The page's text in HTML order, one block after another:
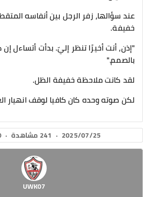
عند سؤالها، زفر الرجل بين أنفاسه
خفيفة.
"إذن، أنت أخيرًا تنظر إليّ. بدأت أتساءل
بالصمم."
لقد كانت ملاحظة خفيفة الظل.
لكن صوته وحده كان كافيا لوقف انهيار
2025/07/25
· 241 مشاهدة ·
UWK07